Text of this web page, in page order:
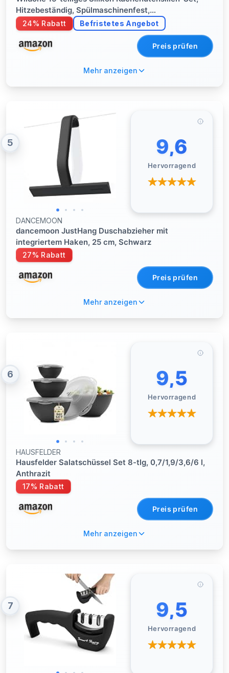
Hitzebeständig, Spülmaschinenfest,
Antihaftbeschichtet (Schwarz)
24% Rabatt Befristetes Angebot
Preis prüfen
Mehr anzeigen
5 9,6
Hervorragend
DANCEMOON
dancemoon JustHang Duschabzieher mit
integriertem Haken, 25 cm, Schwarz
27% Rabatt
Preis prüfen
Mehr anzeigen
6 9,5
Hervorragend
HAUSFELDER
Hausfelder Salatschüssel Set 8-tlg, 0,7/1,9/3,6/6 l,
Anthrazit
17% Rabatt
Preis prüfen
Mehr anzeigen
7 9,5
Hervorragend